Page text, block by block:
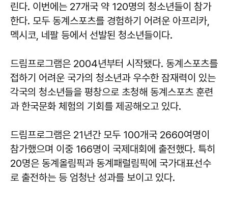
린다. 이번에는 27개국 약 120명의 청소년들이 참가
한다. 모두 동계스포츠를 경험하기 어려운 아프리카,
멕시코, 네팔 등에서 선발된 청소년들이다.
드림프로그램은 2004년부터 시작됐다. 동계스포츠를
접하기 어려운 국가의 청소년과 우수한 잠재력이 있는
각국의 청소년들을 평창으로 초청해 동계스포츠 훈련
과 한국문화 체험의 기회를 제공해오고 있다.
드림프로그램은 21년간 모두 100개국 2660여명이
참가했으며 이중 166명이 국제대회에 출전했다. 특히
20명은 동계올림픽과 동계패럴림픽에 국가대표선수
로 출전하는 등 엄청난 성과를 보이고 있다.